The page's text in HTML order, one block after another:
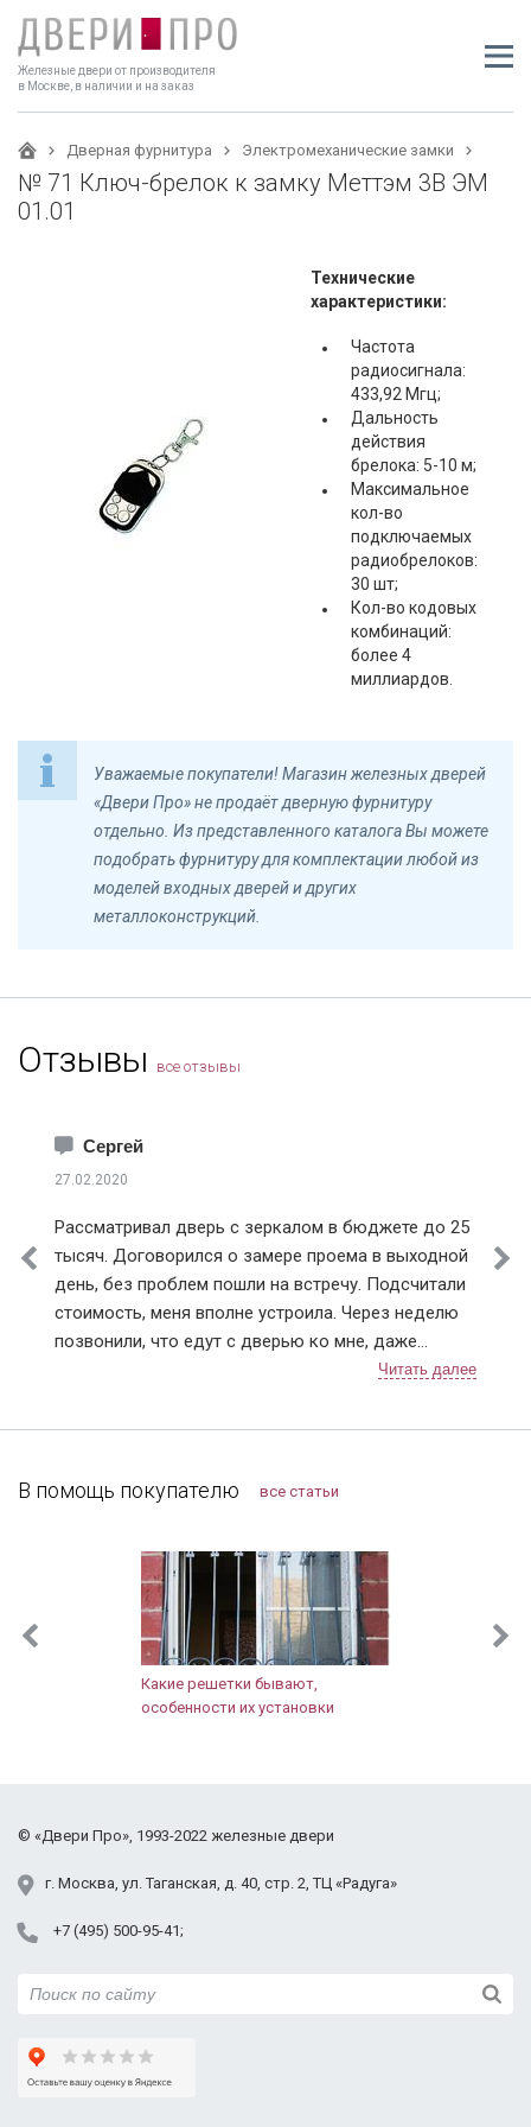
Железные двери от производителя
в Москве, в наличии и на заказ
Дверная фурнитура Электромеханические замки
№ 71 Ключ-брелок к замку Меттэм 3В ЭМ
01.01
Технические
характеристики:
Частота
радиосигнала:
433,92 Мгц;
Дальность
действия
брелока: 5-10 м;
Максимальное
кол-во
подключаемых
радиобрелоков:
30 шт;
Кол-во кодовых
комбинаций:
более 4
миллиардов.
Уважаемые покупатели! Магазин железных дверей
«Двери Про» не продаёт дверную фурнитуру
отдельно. Из представленного каталога Вы можете
подобрать фурнитуру для комплектации любой из
моделей входных дверей и других
металлоконструкций.
Отзывы все отзывы
Сергей
27.02.2020
Рассматривал дверь с зеркалом в бюджете до 25
тысяч. Договорился о замере проема в выходной
день, без проблем пошли на встречу. Подсчитали
стоимость, меня вполне устроила. Через неделю
позвонили, что едут с дверью ко мне, даже
немного раньше приехали, пришлось им меня
прошла установка, крупный мусор весь убрали
советы по уходу за дверью, чтобы замки не
двери новая просто восхищает! Шумов с
лестницы не слышно, не задувает, значит
запенена хорошо, щелей тоже нет. Внешний вид
презентабельный, тут замечаний нет. Зеркало для
нашей прихожей очень кстати, так как места мало.
Правда когда выносишь велосипед или коляску,
В помощь покупателю все статьи
Какие решетки бывают,
особенности их установки
г. Москва, ул. Таганская, д. 40, стр. 2, ТЦ «Радуга»
+7 (495) 500-95-41
© «Двери Про», 1993-2022 железные двери